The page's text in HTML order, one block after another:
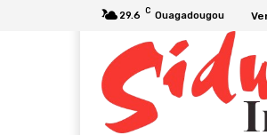
29.6 C Ouagadougou